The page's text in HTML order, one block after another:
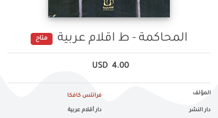
المحاكمة - ط اقلام عربية متاح
4.00
USD
المؤلف فرانتس كافكا
دار النشر دار أقلام عربية